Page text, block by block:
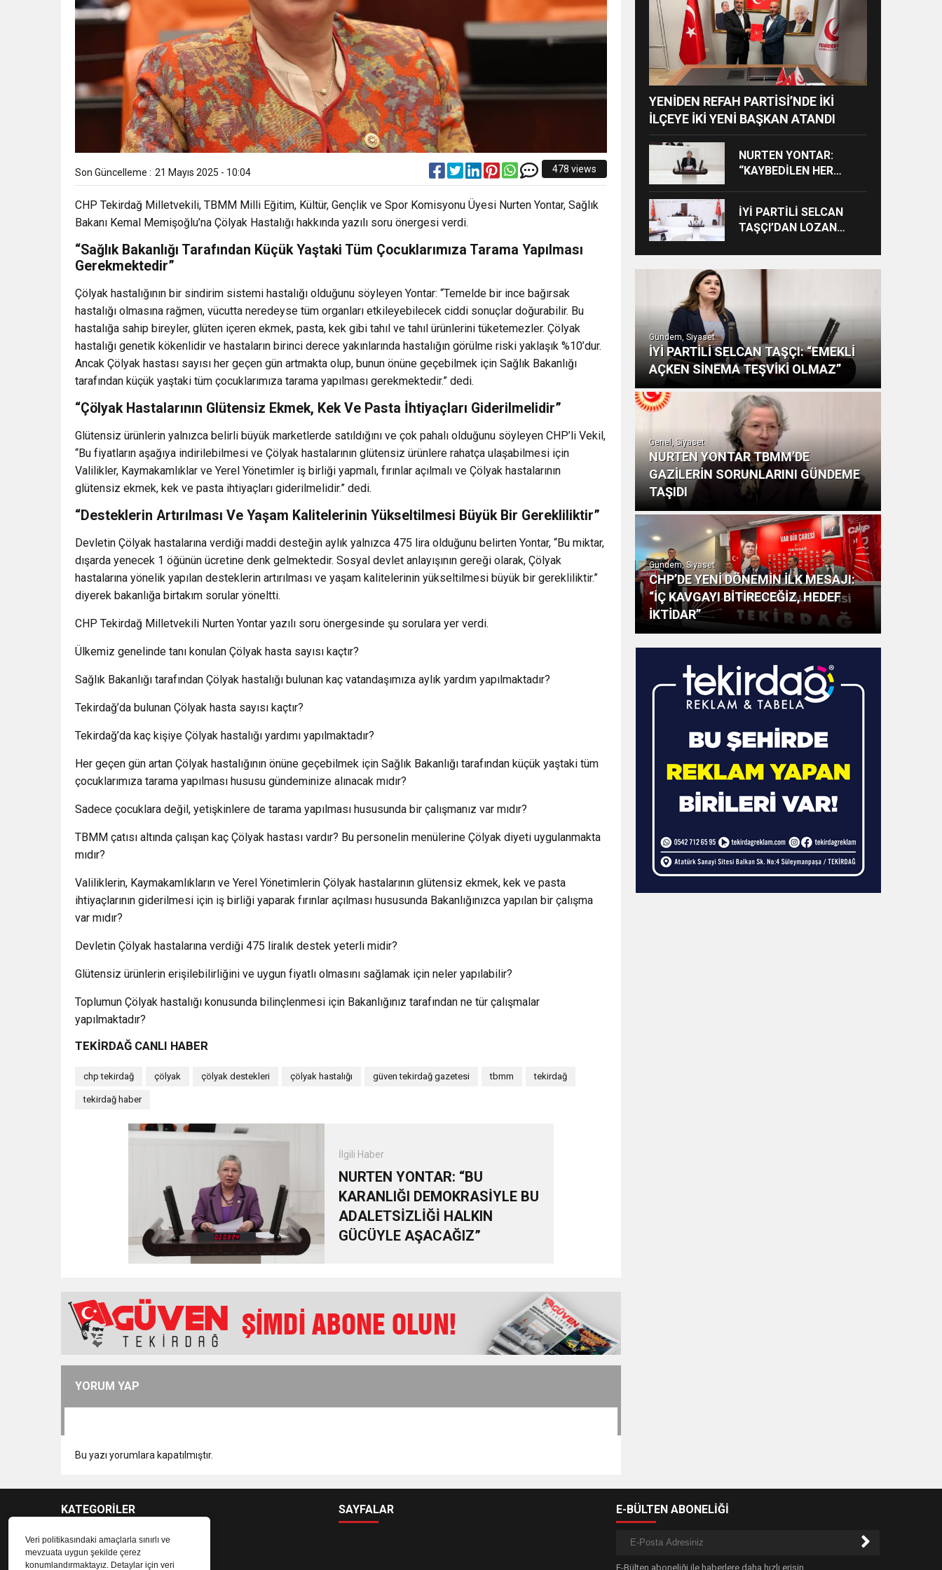
Veri politikasındaki amaçlarla sınırlı ve
mevzuata uygun şekilde çerez
konumlandırmaktayız. Detaylar için veri
Son Güncelleme : 21 Mayıs 2025 - 10:04 478 views
CHP Tekirdağ Milletvekili, TBMM Milli Eğitim, Kültür, Gençlik ve Spor Komisyonu Üyesi Nurten Yontar, Sağlık
Bakanı Kemal Memişoğlu’na Çölyak Hastalığı hakkında yazılı soru önergesi verdi.
“Sağlık Bakanlığı Tarafından Küçük Yaştaki Tüm Çocuklarımıza Tarama Yapılması
Gerekmektedir”
Çölyak hastalığının bir sindirim sistemi hastalığı olduğunu söyleyen Yontar: “Temelde bir ince bağırsak
hastalığı olmasına rağmen, vücutta neredeyse tüm organları etkileyebilecek ciddi sonuçlar doğurabilir. Bu
hastalığa sahip bireyler, glüten içeren ekmek, pasta, kek gibi tahıl ve tahıl ürünlerini tüketemezler. Çölyak
hastalığı genetik kökenlidir ve hastaların birinci derece yakınlarında hastalığın görülme riski yaklaşık %10’dur.
Ancak Çölyak hastası sayısı her geçen gün artmakta olup, bunun önüne geçebilmek için Sağlık Bakanlığı
tarafından küçük yaştaki tüm çocuklarımıza tarama yapılması gerekmektedir.” dedi.
“Çölyak Hastalarının Glütensiz Ekmek, Kek Ve Pasta İhtiyaçları Giderilmelidir”
Glütensiz ürünlerin yalnızca belirli büyük marketlerde satıldığını ve çok pahalı olduğunu söyleyen CHP’li Vekil,
“Bu fiyatların aşağıya indirilebilmesi ve Çölyak hastalarının glütensiz ürünlere rahatça ulaşabilmesi için
Valilikler, Kaymakamlıklar ve Yerel Yönetimler iş birliği yapmalı, fırınlar açılmalı ve Çölyak hastalarının
glütensiz ekmek, kek ve pasta ihtiyaçları giderilmelidir.” dedi.
“Desteklerin Artırılması Ve Yaşam Kalitelerinin Yükseltilmesi Büyük Bir Gerekliliktir”
Devletin Çölyak hastalarına verdiği maddi desteğin aylık yalnızca 475 lira olduğunu belirten Yontar, “Bu miktar,
dışarda yenecek 1 öğünün ücretine denk gelmektedir. Sosyal devlet anlayışının gereği olarak, Çölyak
hastalarına yönelik yapılan desteklerin artırılması ve yaşam kalitelerinin yükseltilmesi büyük bir gerekliliktir.”
diyerek bakanlığa birtakım sorular yöneltti.
CHP Tekirdağ Milletvekili Nurten Yontar yazılı soru önergesinde şu sorulara yer verdi.
Ülkemiz genelinde tanı konulan Çölyak hasta sayısı kaçtır?
Sağlık Bakanlığı tarafından Çölyak hastalığı bulunan kaç vatandaşımıza aylık yardım yapılmaktadır?
Tekirdağ’da bulunan Çölyak hasta sayısı kaçtır?
Tekirdağ’da kaç kişiye Çölyak hastalığı yardımı yapılmaktadır?
Her geçen gün artan Çölyak hastalığının önüne geçebilmek için Sağlık Bakanlığı tarafından küçük yaştaki tüm
çocuklarımıza tarama yapılması hususu gündeminize alınacak mıdır?
Sadece çocuklara değil, yetişkinlere de tarama yapılması hususunda bir çalışmanız var mıdır?
TBMM çatısı altında çalışan kaç Çölyak hastası vardır? Bu personelin menülerine Çölyak diyeti uygulanmakta
mıdır?
Valiliklerin, Kaymakamlıkların ve Yerel Yönetimlerin Çölyak hastalarının glütensiz ekmek, kek ve pasta
ihtiyaçlarının giderilmesi için iş birliği yaparak fırınlar açılması hususunda Bakanlığınızca yapılan bir çalışma
var mıdır?
Devletin Çölyak hastalarına verdiği 475 liralık destek yeterli midir?
Glütensiz ürünlerin erişilebilirliğini ve uygun fiyatlı olmasını sağlamak için neler yapılabilir?
Toplumun Çölyak hastalığı konusunda bilinçlenmesi için Bakanlığınız tarafından ne tür çalışmalar
yapılmaktadır?
TEKİRDAĞ CANLI HABER
chp tekirdağ çölyak çölyak destekleri çölyak hastalığı güven tekirdağ gazetesi tbmm tekirdağ
tekirdağ haber
İlgili Haber
NURTEN YONTAR: “BU
KARANLIĞI DEMOKRASİYLE BU
ADALETSİZLİĞİ HALKIN
GÜCÜYLE AŞACAĞIZ”
YORUM YAP
Bu yazı yorumlara kapatılmıştır.
YENİDEN REFAH PARTİSİ’NDE İKİ
İLÇEYE İKİ YENİ BAŞKAN ATANDI
NURTEN YONTAR:
“KAYBEDİLEN HER
İYİ PARTİLİ SELCAN
TAŞÇI’DAN LOZAN
TAPU SENEDİNE SAHİP
ÇIKMA ZAMANIDIR”
Gündem, Siyaset
İYİ PARTİLİ SELCAN TAŞÇI: “EMEKLİ
AÇKEN SİNEMA TEŞVİKİ OLMAZ”
Genel, Siyaset
NURTEN YONTAR TBMM’DE
GAZİLERİN SORUNLARINI GÜNDEME
TAŞIDI
Gündem, Siyaset
CHP’DE YENİ DÖNEMİN İLK MESAJI:
“İÇ KAVGAYI BİTİRECEĞİZ, HEDEF
İKTİDAR”
KATEGORİLER SAYFALAR E-BÜLTEN ABONELİĞİ
E-Bülten aboneliği ile haberlere daha hızlı erişin.